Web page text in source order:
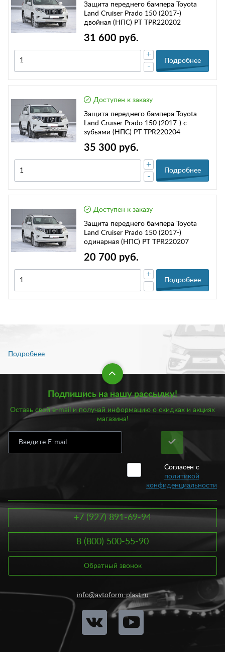
Защита переднего бампера Toyota
Land Cruiser Prado 150 (2017-)
двойная (НПС) РТ TPR220202
31 600 руб.
-
+
Подробнее
Доступен к заказу
Защита переднего бампера Toyota
Land Cruiser Prado 150 (2017-) с
зубьями (НПС) РТ TPR220204
35 300 руб.
-
+
Подробнее
Доступен к заказу
Защита переднего бампера Toyota
Land Cruiser Prado 150 (2017-)
одинарная (НПС) РТ TPR220207
20 700 руб.
-
+
Подробнее
Подпишись на нашу рассылку!
Оставь свой e-mail и получай информацию о скидках и акциях
магазина!
Согласен с
политикой
конфиденциальности
+7 (927) 891-69-94
8 (800) 500-55-90
Обратный звонок
info@avtoform-plast.ru